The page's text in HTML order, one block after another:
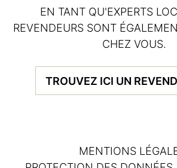
EN TANT QU'EXPERTS
REVENDEURS SONT
CHEZ VOUS.
TROUVEZ ICI UN
MENTIONS